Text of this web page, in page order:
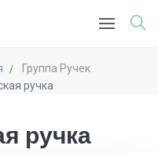
Группа Ручек
ручка
ручка